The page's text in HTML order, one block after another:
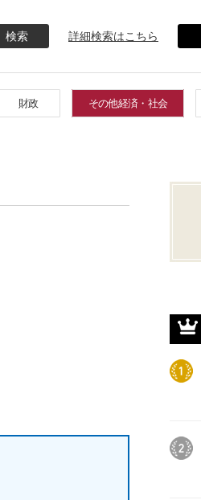
詳細検索はこちら
財政 その他経済・社会